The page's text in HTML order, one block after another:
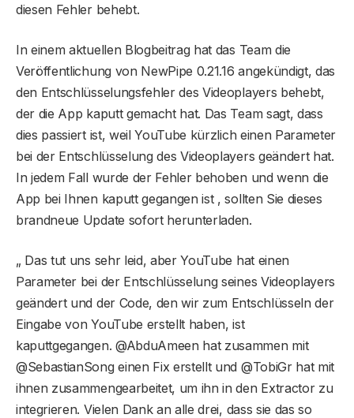
diesen Fehler behebt.
In einem aktuellen Blogbeitrag hat das Team die
Veröffentlichung von NewPipe 0.21.16 angekündigt, das
den Entschlüsselungsfehler des Videoplayers behebt,
der die App kaputt gemacht hat. Das Team sagt, dass
dies passiert ist, weil YouTube kürzlich einen Parameter
bei der Entschlüsselung des Videoplayers geändert hat.
In jedem Fall wurde der Fehler behoben und wenn die
App bei Ihnen kaputt gegangen ist , sollten Sie dieses
brandneue Update sofort herunterladen.
„ Das tut uns sehr leid, aber YouTube hat einen
Parameter bei der Entschlüsselung seines Videoplayers
geändert und der Code, den wir zum Entschlüsseln der
Eingabe von YouTube erstellt haben, ist
kaputtgegangen. @AbduAmeen hat zusammen mit
@SebastianSong einen Fix erstellt und @TobiGr hat mit
ihnen zusammengearbeitet, um ihn in den Extractor zu
integrieren. Vielen Dank an alle drei, dass sie das so